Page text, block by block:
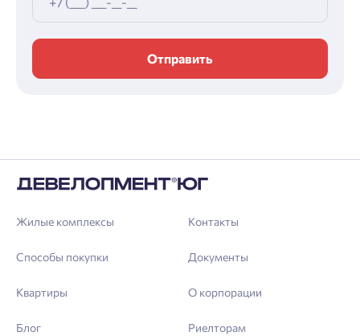
Отправить
Жилые комплексы
Способы покупки
Квартиры
Блог
Контакты
Документы
О корпорации
Риелторам